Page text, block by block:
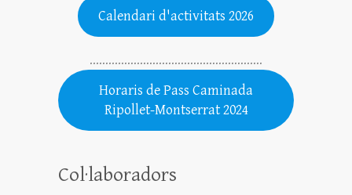
Calendari d'activitats 2026
.......................................................
Horaris de Pass Caminada
Ripollet-Montserrat 2024
Col·laboradors